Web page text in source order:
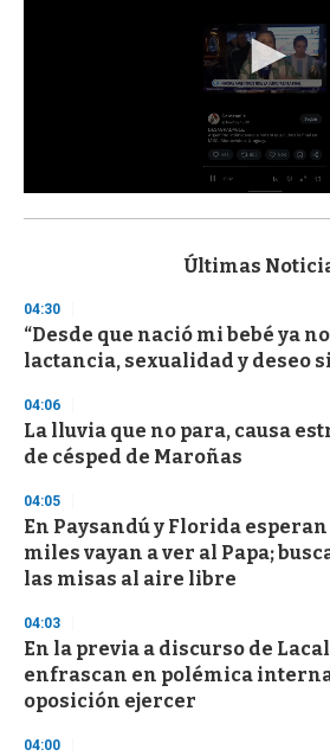
s
d
s
o
f
3
s
e
c
n
d
Últimas
04:30
“Desde que nació mi bebé ya
lactancia, sexualidad y deseo
04:06
La lluvia que no para, causa
de césped de Maroñas
04:05
En Paysandú y Florida
miles vayan a ver al Papa;
las misas al aire libre
04:03
En la previa a discurso de
enfrascan en polémica
oposición ejercer
04:00